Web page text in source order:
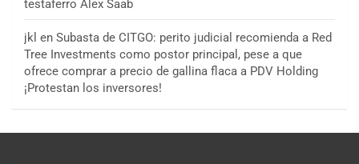
testaferro Alex Saab
jkl en Subasta de CITGO: perito judicial recomienda a Red
Tree Investments como postor principal, pese a que
ofrece comprar a precio de gallina flaca a PDV Holding
¡Protestan los inversores!